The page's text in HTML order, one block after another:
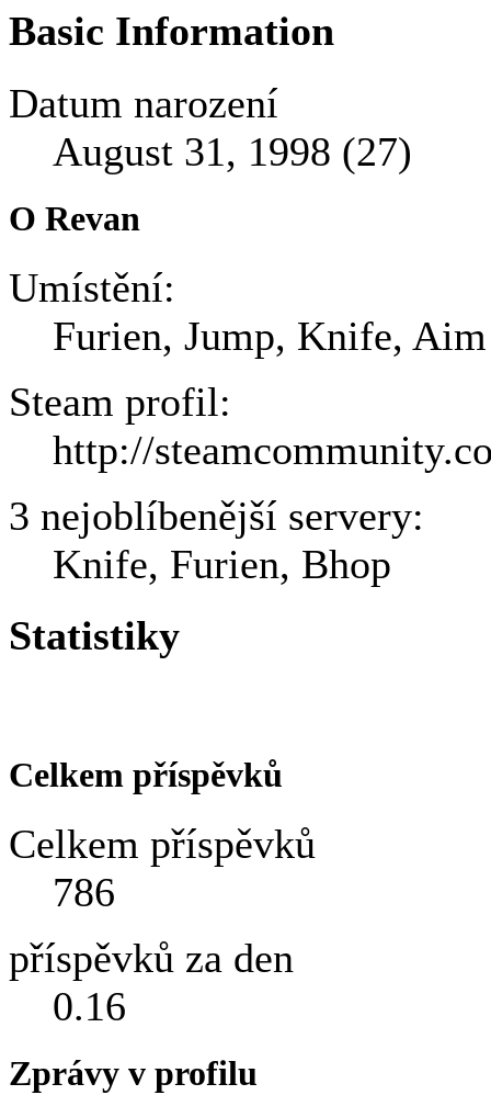
Basic Information
Datum narození
August 31, 1998 (27)
O Revan
Umístění:
Furien, Jump, Knife, Aim
Steam profil:
http://
3 nejoblíbenější servery:
Knife, Furien, Bhop
Statistiky
Celkem příspěvků
Celkem příspěvků
786
příspěvků za den
0.16
Zprávy v profilu